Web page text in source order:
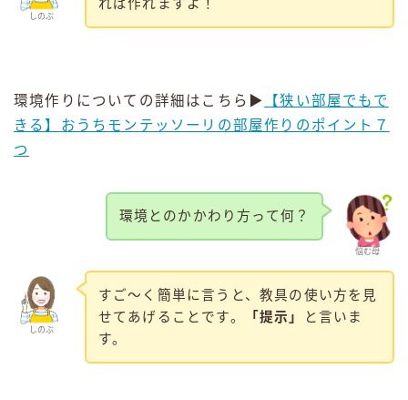
しのぶ
れば作れますよ！
環境作りについての詳細はこちら▶
【狭い部屋でもで
きる】おうちモンテッソーリの部屋作りのポイント７
つ
悩む母
環境とのかかわり方って何？
しのぶ
すご～く簡単に言うと、教具の使い方を見
せてあげることです。
「提示」
と言いま
す。